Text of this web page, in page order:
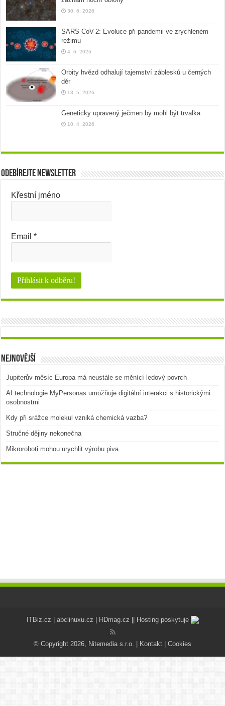
30. 6. 2026
SARS-CoV-2: Evoluce při pandemii ve zrychleném
režimu
4. 6. 2026
Orbity hvězd odhalují tajemství záblesků u černých
děr
13. 5. 2026
Geneticky upravený ječmen by mohl být trvalka
10. 4. 2026
Odebírejte newsletter
Křestní jméno
Email*
Nejnovější
Jupiterův měsíc Europa má neustále se měnící ledový povrch
AI technologie MyPersonas umožňuje digitální interakci s historickými
osobnostmi
Kdy při srážce molekul vzniká chemická vazba?
Stručné dějiny nekonečna
Mikroroboti mohou urychlit výrobu piva
ITBiz.cz | abclinuxu.cz | HDmag.cz || Hosting poskytuje
© Copyright 2026, Nitemedia s.r.o. | Kontakt | Cookies